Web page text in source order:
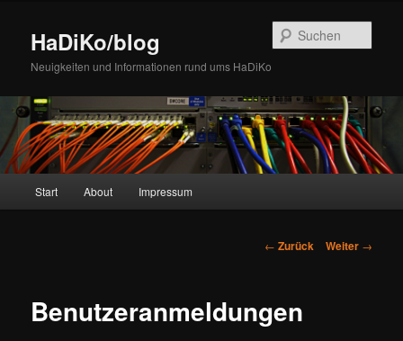
wechselnHaDiKo/blog
Neuigkeiten und Informationen rund ums HaDiKo
Start About Impressum
Beitrags-
← Zurück Weiter →
Benutzeranmeldungen